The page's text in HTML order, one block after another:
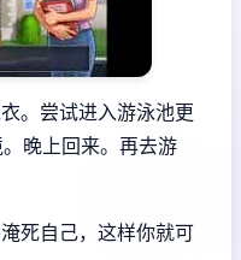
。尝试进入游泳池更
晚上回来。再去游
死自己，这样你就可